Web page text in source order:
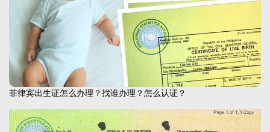
菲律宾出生证怎么办理？找谁办理？怎么认证？